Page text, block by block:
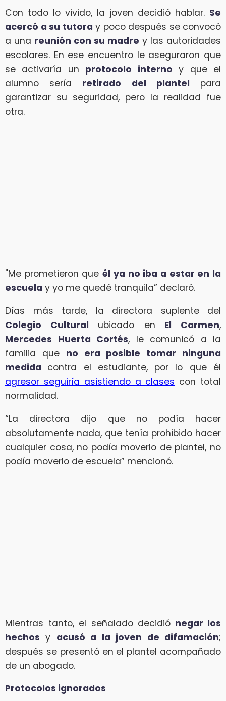
Con todo lo vivido, la joven decidió hablar. Se
acercó a su tutora y poco después se convocó
a una reunión con su madre y las autoridades
escolares. En ese encuentro le aseguraron que
se activaría un protocolo interno y que el
alumno sería retirado del plantel para
garantizar su seguridad, pero la realidad fue
otra.
"Me prometieron queél ya no iba a estar en la
escuela y yo me quedé tranquila” declaró.
Días más tarde, la directora suplente del
Colegio Cultural ubicado en El Carmen,
Mercedes Huerta Cortés, le comunicó a la
familia que no era posible tomar ninguna
medida contra el estudiante, por lo que él
agresor seguiría asistiendo a clases con total
normalidad.
“La directora dijo que no podía hacer
absolutamente nada, que tenía prohibido hacer
cualquier cosa, no podía moverlo de plantel, no
podía moverlo de escuela” mencionó.
Mientras tanto, el señalado decidió negar los
hechos y acusó a la joven de difamación;
después se presentó en el plantel acompañado
de un abogado.
Protocolos ignorados